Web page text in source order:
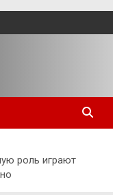
роль играют